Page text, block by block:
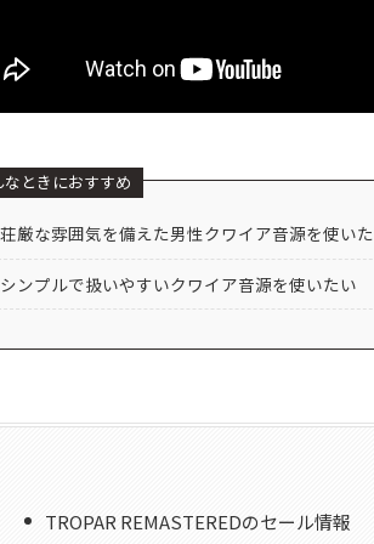
なときにおすすめ
荘厳な雰囲気を備えた男性クワイア音源を使い
シンプルで扱いやすいクワイア音源を使いたい
TROPAR REMASTEREDのセール情報